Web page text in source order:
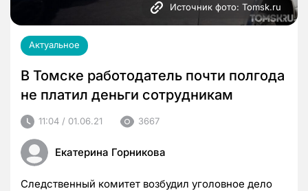
Источник фото: Tomsk.ru
Актуальное
В Томске работодатель почти полгода
не платил деньги сотрудникам
11:04 / 01.06.21 3667
Екатерина Горникова
Следственный комитет возбудил уголовное дело